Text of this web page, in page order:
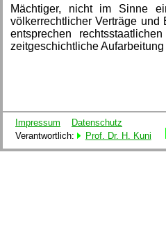
Mächtiger, nicht im Sinne
völkerrechtlicher Verträge
entsprechen
zeitgeschichtliche
Impressum
Datenschutz
Verantwortlich:
Prof. Dr. H. Kuni